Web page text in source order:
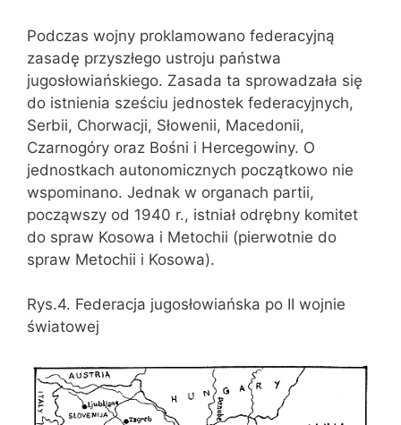
Podczas wojny proklamowano federacyjną
zasadę przyszłego ustroju państwa
jugosłowiańskiego. Zasada ta sprowadzała się
do istnienia sześciu jednostek federacyjnych,
Serbii, Chorwacji, Słowenii, Macedonii,
Czarnogóry oraz Bośni i Hercegowiny. O
jednostkach autonomicznych początkowo nie
wspominano. Jednak w organach partii,
począwszy od 1940 r., istniał odrębny komitet
do spraw Kosowa i Metochii (pierwotnie do
spraw Metochii i Kosowa).
Rys.4. Federacja jugosłowiańska po II wojnie
światowej